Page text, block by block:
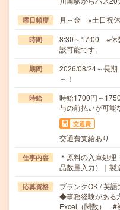
曜日頻度 月～金 ※土日祝
時間
8:30～17:00 ※休
談可能です。
期間
2026/08/24～長
～！
時給
時給1700円～
与の前払いが可能
交通費
交通費支給あり
仕事内容
＊原料の入庫処
品数量入力）｜
応募資格
ブランクOK / 英語
◆事務経験がある
Excel（関数） #